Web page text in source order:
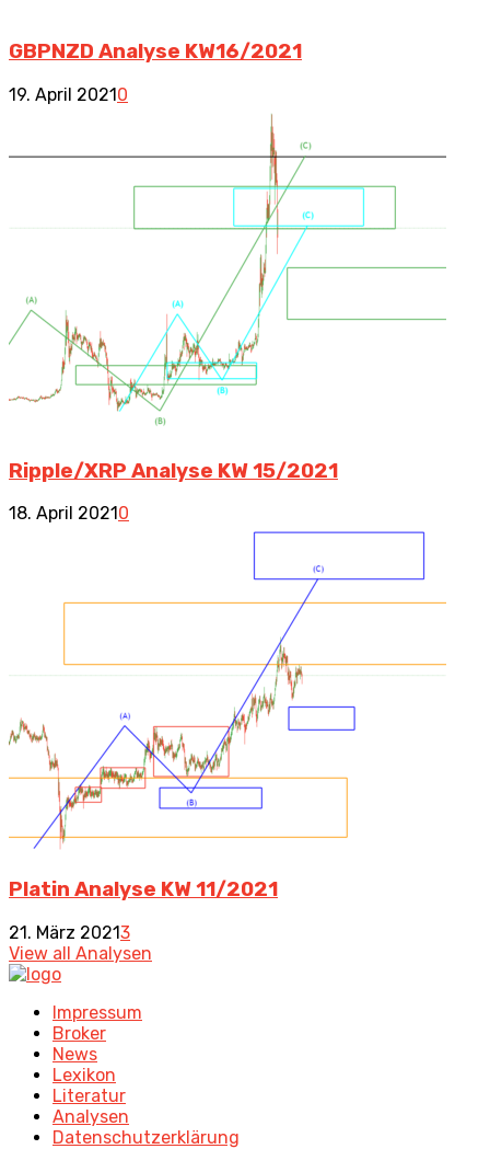
GBPNZD Analyse KW16/2021
19. April 20210
Ripple/XRP Analyse KW 15/2021
18. April 2021 0
Platin Analyse KW 11/2021
21. März 20213
View all Analysen
Impressum
Broker
News
Lexikon
Literatur
Analysen
Datenschutzerklärung